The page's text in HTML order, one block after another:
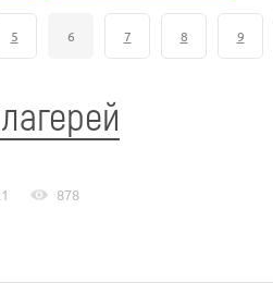
5 6 7 8 9
878